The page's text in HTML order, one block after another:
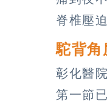
脊椎壓
駝背
彰化醫
第一節